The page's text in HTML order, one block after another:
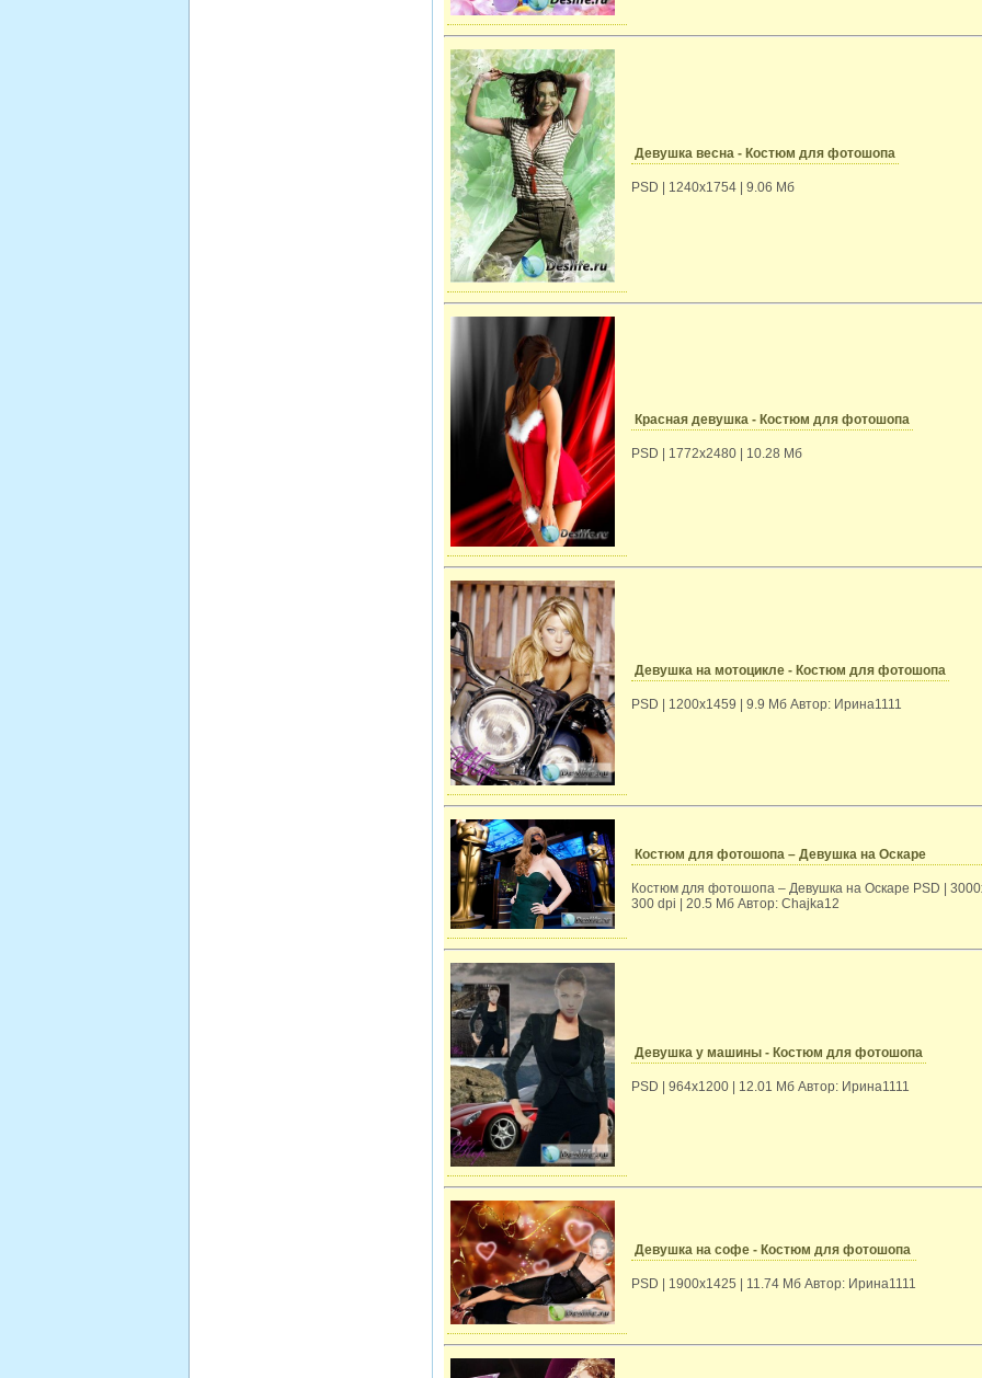
Девушка весна - Костюм для фотошопа
PSD | 1240x1754 | 9.06 Mб
Красная девушка - Костюм для фотошопа
PSD | 1772x2480 | 10.28 Mб
Девушка на мотоцикле - Костюм для фотошопа
PSD | 1200х1459 | 9.9 Mб Автор: Ирина1111
Костюм для фотошопа – Девушка на Оскаре
Костюм для фотошопа – Девушка на Оскаре PSD |
300 dpi | 20.5 Мб Автор: Chajka12
Девушка у машины - Костюм для фотошопа
PSD | 964х1200 | 12.01 Mб Автор: Ирина1111
Девушка на софе - Костюм для фотошопа
PSD | 1900x1425 | 11.74 Mб Автор: Ирина1111